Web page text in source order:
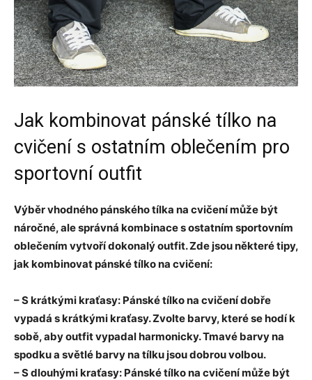
Jak kombinovat pánské tílko na
cvičení s ostatním oblečením pro
sportovní outfit
Výběr vhodného pánského tílka na cvičení může být
náročné, ale správná kombinace s ostatním sportovním
oblečením vytvoří dokonalý outfit. Zde jsou některé tipy,
jak kombinovat pánské tílko na cvičení:
– S krátkými kraťasy: Pánské tílko na cvičení dobře
vypadá s krátkými kraťasy. Zvolte barvy, které se hodí k
sobě, aby outfit vypadal harmonicky. Tmavé barvy na
spodku a světlé barvy na tílku jsou dobrou volbou.
– S dlouhými kraťasy: Pánské tílko na cvičení může být